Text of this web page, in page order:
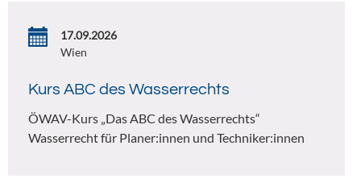
17.09.2026
Wien
Kurs ABC des Wasserrechts
ÖWAV-Kurs „Das ABC des Wasserrechts“
Wasserrecht für Planer:innen und Techniker:innen